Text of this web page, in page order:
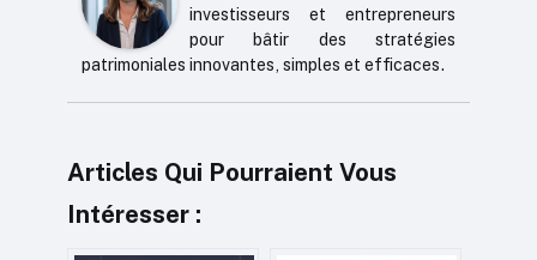
investisseurs et entrepreneurs
pour bâtir des stratégies
patrimoniales innovantes, simples et efficaces.
Articles Qui Pourraient Vous
Intéresser :